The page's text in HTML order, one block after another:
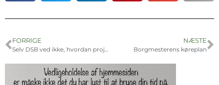
FORRIGE
Selv DSB ved ikke, hvordan projektet skal se ud!
NÆSTE
Borgmesterens køreplan